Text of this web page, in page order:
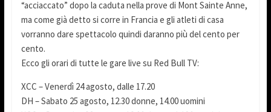
“acciaccato” dopo la caduta nella prove di Mont Sainte Anne,
ma come già detto si corre in Francia e gli atleti di casa
vorranno dare spettacolo quindi daranno più del cento per
cento.
Ecco gli orari di tutte le gare live su Red Bull TV:
XCC – Venerdì 24 agosto, dalle 17.20
DH – Sabato 25 agosto, 12.30 donne, 14.00 uomini